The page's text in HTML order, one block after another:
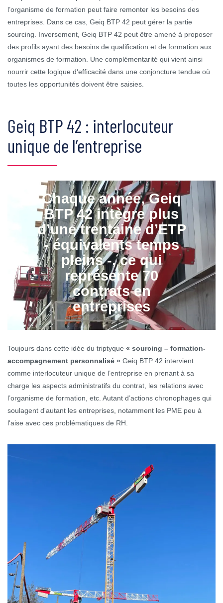
l’organisme de formation peut faire remonter les besoins des
entreprises. Dans ce cas, Geiq BTP 42 peut gérer la partie
sourcing. Inversement, Geiq BTP 42 peut être amené à proposer
des profils ayant des besoins de qualification et de formation aux
organismes de formation. Une complémentarité qui vient ainsi
nourrir cette logique d‘efficacité dans une conjoncture tendue où
toutes les opportunités doivent être saisies.
Geiq BTP 42 : interlocuteur
unique de l’entreprise
Chaque année, Geiq
BTP 42 intègre plus
d’une trentaine d’ETP
- équivalents temps
pleins -, ce qui
représente 70
contrats en
entreprises
Toujours dans cette idée du triptyque « sourcing – formation-
accompagnement personnalisé » Geiq BTP 42 intervient
comme interlocuteur unique de l’entreprise en prenant à sa
charge les aspects administratifs du contrat, les relations avec
l’organisme de formation, etc. Autant d’actions chronophages qui
soulagent d'autant les entreprises, notamment les PME peu à
l'aise avec ces problématiques de RH.